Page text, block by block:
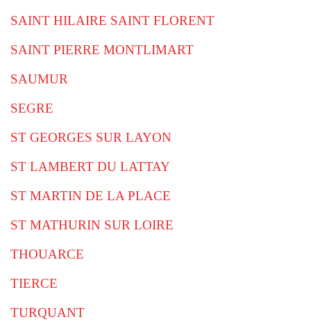
SAINT HILAIRE SAINT FLORENT
SAINT PIERRE MONTLIMART
SAUMUR
SEGRE
ST GEORGES SUR LAYON
ST LAMBERT DU LATTAY
ST MARTIN DE LA PLACE
ST MATHURIN SUR LOIRE
THOUARCE
TIERCE
TURQUANT